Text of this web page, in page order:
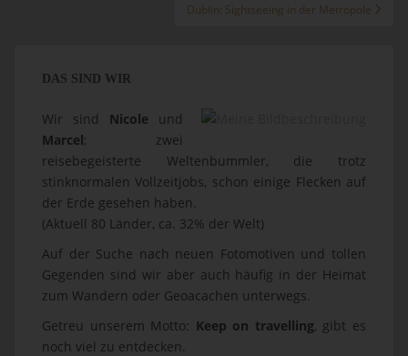
Dublin: Sightseeing in der Metropole
DAS SIND WIR
Wir sind Nicole und
Marcel; zwei
reisebegeisterte Weltenbummler, die trotz
stinknormalen Vollzeitjobs, schon einige Flecken auf
der Erde gesehen haben.
(Aktuell 80 Länder, ca. 32% der Welt)
Auf der Suche nach neuen Fotomotiven und tollen
Gegenden sind wir aber auch häufig in der Heimat
zum Wandern oder Geoacachen unterwegs.
Getreu unserem Motto: Keep on travelling, gibt es
noch viel zu entdecken.